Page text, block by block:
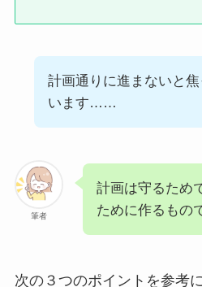
計画通りに進まないと焦
います……
筆者
計画は守るため
ために作るもの
次の３つのポイントを参考